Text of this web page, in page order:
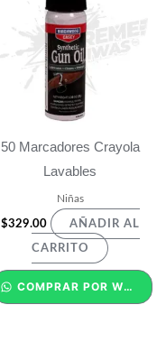
50 Marcadores Crayola
Lavables
Niñas
$329.00 AÑADIR AL
CARRITO
COMPRAR POR WHATSAPP